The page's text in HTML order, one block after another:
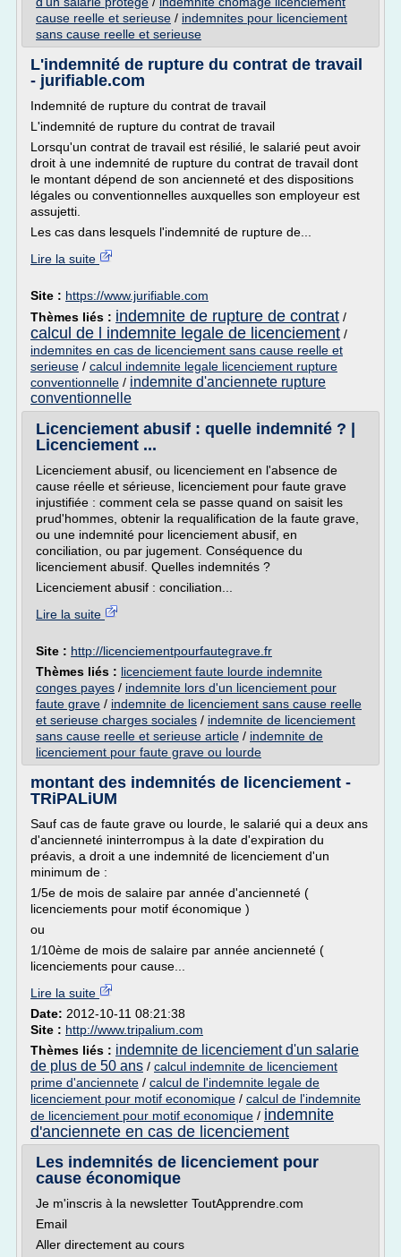
cause reelle et serieuse / indemnites pour licenciement
sans cause reelle et serieuse
L'indemnité de rupture du contrat de travail
- jurifiable.com
Indemnité de rupture du contrat de travail
L'indemnité de rupture du contrat de travail
Lorsqu'un contrat de travail est résilié, le salarié peut avoir
droit à une indemnité de rupture du contrat de travail dont
le montant dépend de son ancienneté et des dispositions
légales ou conventionnelles auxquelles son employeur est
assujetti.
Les cas dans lesquels l'indemnité de rupture de...
Lire la suite
Site : https://www.jurifiable.com
Thèmes liés : indemnite de rupture de contrat /
calcul de l indemnite legale de licenciement /
indemnites en cas de licenciement sans cause reelle et
serieuse / calcul indemnite legale licenciement rupture
conventionnelle / indemnite d'anciennete rupture
conventionnelle
Licenciement abusif : quelle indemnité ? |
Licenciement ...
Licenciement abusif, ou licenciement en l'absence de
cause réelle et sérieuse, licenciement pour faute grave
injustifiée : comment cela se passe quand on saisit les
prud'hommes, obtenir la requalification de la faute grave,
ou une indemnité pour licenciement abusif, en
conciliation, ou par jugement. Conséquence du
licenciement abusif. Quelles indemnités ?
Licenciement abusif : conciliation...
Lire la suite
Site : http://licenciementpourfautegrave.fr
Thèmes liés : licenciement faute lourde indemnite
conges payes / indemnite lors d'un licenciement pour
faute grave / indemnite de licenciement sans cause reelle
et serieuse charges sociales / indemnite de licenciement
sans cause reelle et serieuse article / indemnite de
licenciement pour faute grave ou lourde
montant des indemnités de licenciement -
TRiPALiUM
Sauf cas de faute grave ou lourde, le salarié qui a deux ans
d'ancienneté ininterrompus à la date d'expiration du
préavis, a droit a une indemnité de licenciement d'un
minimum de :
1/5e de mois de salaire par année d'ancienneté (
licenciements pour motif économique )
ou
1/10ème de mois de salaire par année ancienneté (
licenciements pour cause...
Lire la suite
Date: 2012-10-11 08:21:38
Site : http://www.tripalium.com
Thèmes liés : indemnite de licenciement d'un salarie
de plus de 50 ans / calcul indemnite de licenciement
prime d'anciennete / calcul de l'indemnite legale de
licenciement pour motif economique / calcul de l'indemnite
de licenciement pour motif economique / indemnite
d'anciennete en cas de licenciement
Les indemnités de licenciement pour
cause économique
Je m'inscris à la newsletter ToutApprendre.com
Email
Aller directement au cours